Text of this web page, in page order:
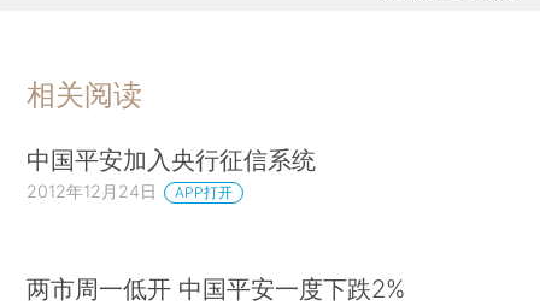
相关阅读
中国平安加入央行征信系统
2012年12月24日 APP打开
两市周一低开 中国平安一度下跌2%